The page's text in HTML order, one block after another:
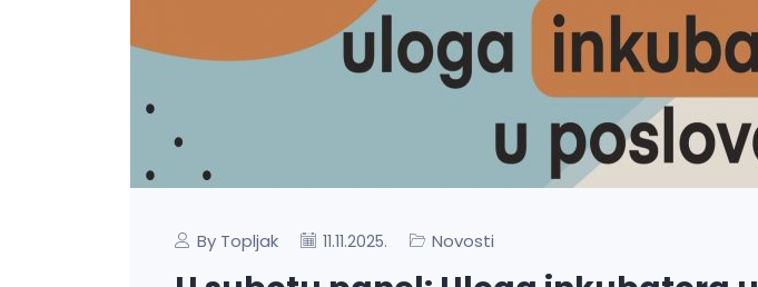
By Topljak 11.11.2025. Novosti